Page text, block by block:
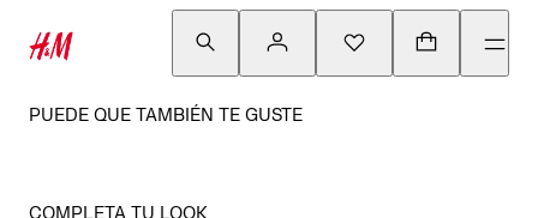
PUEDE QUE TAMBIÉN TE GUSTE
COMPLETA TU LOOK